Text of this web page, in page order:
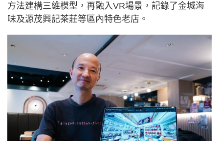
方法建構三維模型，再融入VR場景，記錄了金城海
味及源茂興記茶莊等區內特色老店。